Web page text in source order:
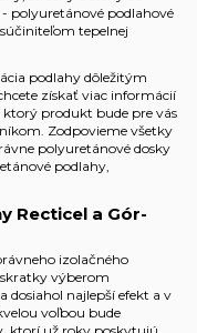
polyuretánové podlahové
tepelnej
podlahy dôležitým
získať viac informácií
produkt bude pre vás
Zodpovieme všetky
polyuretánové dosky
podlahy,
Recticel a Gór-
izolačného
výberom
dosiahol najlepší efekt a v
voľbou bude